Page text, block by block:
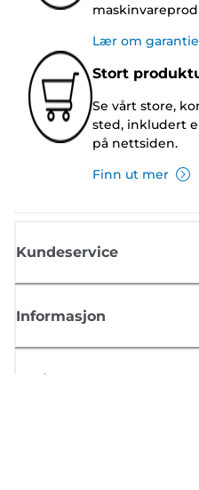
Lær om
Stort
Se vårt store,
sted, inkludert
på nettsiden.
Finn ut mer
Kundeservice
Informasjon
Butikk